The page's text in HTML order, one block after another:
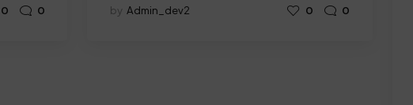
0 0 by Admin_dev2 0 0